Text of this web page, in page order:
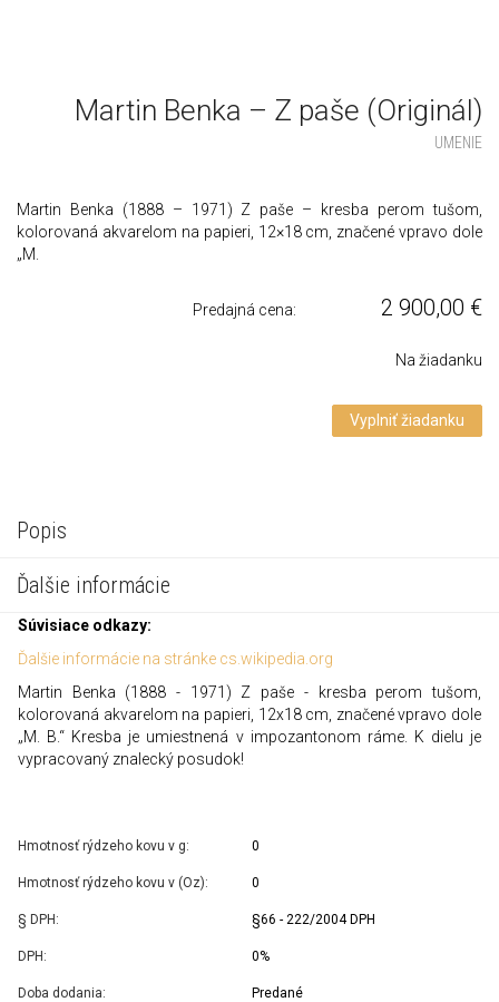
Martin Benka – Z paše (Originál)
UMENIE
Martin Benka (1888 – 1971) Z paše – kresba perom tušom,
kolorovaná akvarelom na papieri, 12×18 cm, značené vpravo dole
„M.
Predajná cena: 2 900,00 €
Na žiadanku
Vyplniť žiadanku
Popis
Ďalšie informácie
Súvisiace odkazy:
Ďalšie informácie na stránke cs.wikipedia.org
Martin Benka (1888 - 1971) Z paše - kresba perom tušom,
kolorovaná akvarelom na papieri, 12x18 cm, značené vpravo dole
„M. B.“ Kresba je umiestnená v impozantonom ráme. K dielu je
vypracovaný znalecký posudok!
Hmotnosť rýdzeho kovu v g: 0
Hmotnosť rýdzeho kovu v (Oz): 0
§ DPH: §66 - 222/2004 DPH
DPH: 0%
Doba dodania: Predané